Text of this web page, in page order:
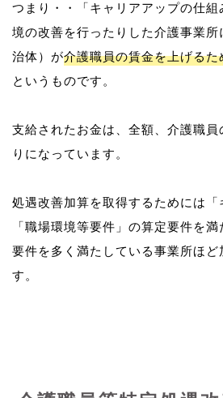
つまり・・「キャリアアップの仕
境の改善を行ったりした介護事業所
治体）が介護職員の賃金を上げる
というものです。
支給されたお金は、全額、介護職員
りになっています。
処遇改善加算を取得するためには「
「職場環境等要件」の算定要件を満
要件を多く満たしている事業所ほど
す。